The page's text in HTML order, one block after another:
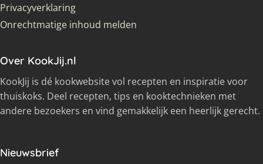
Privacyverklaring
Onrechtmatige inhoud melden
Over KookJij.nl
KookJij is dé kookwebsite vol recepten en inspiratie voor
thuiskoks. Deel recepten, tips en kooktechnieken met
andere bezoekers en vind gemakkelijk een heerlijk gerecht.
Nieuwsbrief